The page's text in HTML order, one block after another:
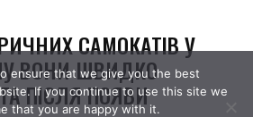
ensure that we give you the best
If you continue to use this site we
that you are happy with it.